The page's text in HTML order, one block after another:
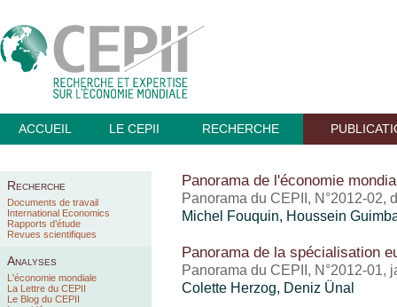
ACCUEIL LE CEPII RECHERCHE
Recherche
Documents de travail
International Economics
Rapports d’étude
Revues scientifiques
Analyses
L'économie mondiale
La Lettre du CEPII
Le Blog du CEPII
Panorama de l'économie
Panorama du CEPII, N°2012-02,
Michel Fouquin, Houssein
Panorama de la spécialisation
Panorama du CEPII, N°2012-01,
Colette Herzog, Deniz Ünal